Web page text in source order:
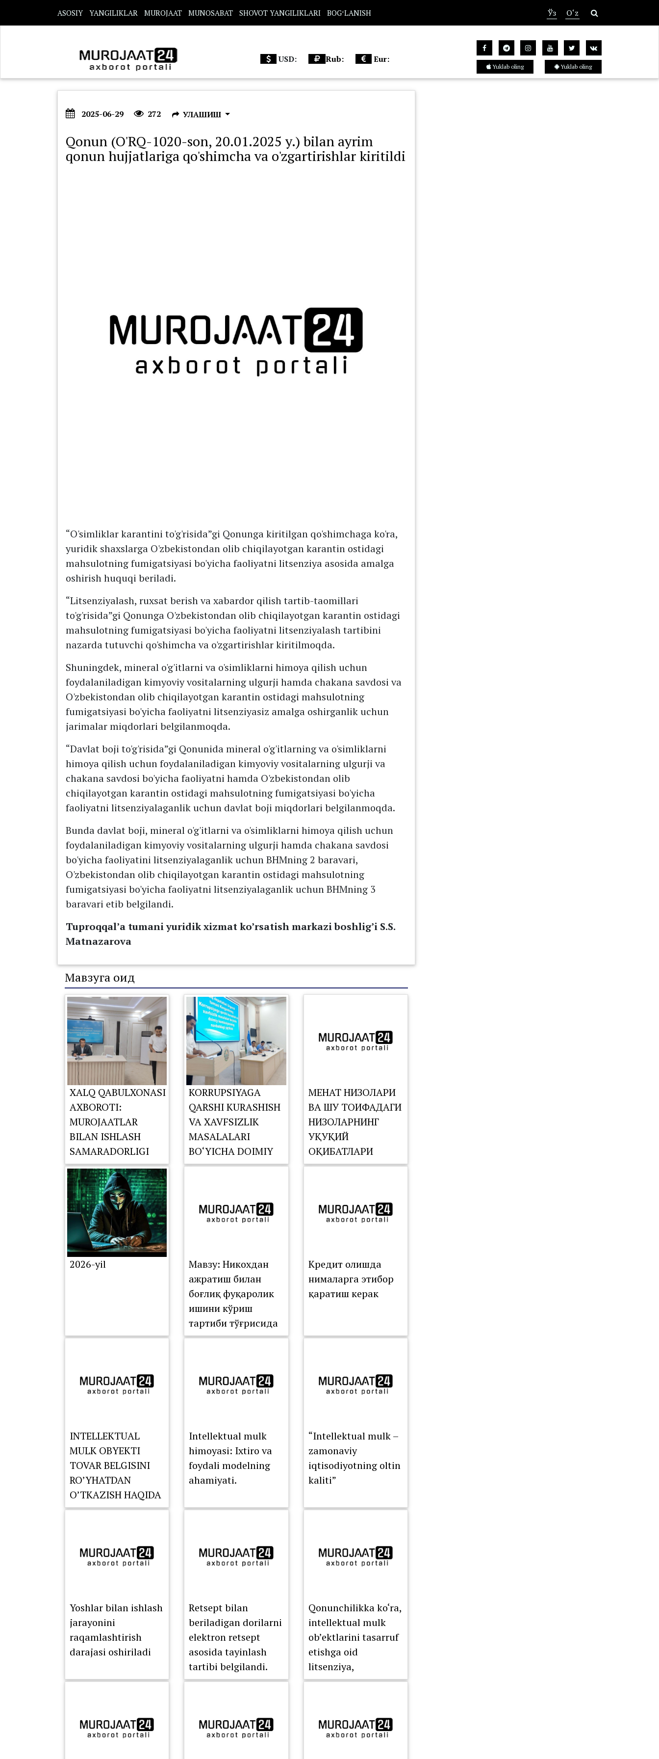
ASOSIY YANGILIKLAR MUROJAAT MUNOSABAT SHOVOT YANGILIKLARI BOGʻLANISH Ўз O‘z
USD: Rub: Eur:
Yuklab oling Yuklab oling
2025-06-29 272 УЛАШИШ
Qonun (O'RQ-1020-son, 20.01.2025 y.) bilan ayrim
qonun hujjatlariga qo'shimcha va o'zgartirishlar kiritildi
“O'simliklar karantini to'g'risida”gi Qonunga kiritilgan qo'shimchaga ko'ra,
yuridik shaxslarga O'zbekistondan olib chiqilayotgan karantin ostidagi
mahsulotning fumigatsiyasi bo'yicha faoliyatni litsenziya asosida amalga
oshirish huquqi beriladi.
“Litsenziyalash, ruxsat berish va xabardor qilish tartib-taomillari
to'g'risida”gi Qonunga O'zbekistondan olib chiqilayotgan karantin ostidagi
mahsulotning fumigatsiyasi bo'yicha faoliyatni litsenziyalash tartibini
nazarda tutuvchi qo'shimcha va o'zgartirishlar kiritilmoqda.
Shuningdek, mineral o'g'itlarni va o'simliklarni himoya qilish uchun
foydalaniladigan kimyoviy vositalarning ulgurji hamda chakana savdosi va
O'zbekistondan olib chiqilayotgan karantin ostidagi mahsulotning
fumigatsiyasi bo'yicha faoliyatni litsenziyasiz amalga oshirganlik uchun
jarimalar miqdorlari belgilanmoqda.
“Davlat boji to'g'risida”gi Qonunida mineral o'g'itlarning va o'simliklarni
himoya qilish uchun foydalaniladigan kimyoviy vositalarning ulgurji va
chakana savdosi bo'yicha faoliyatni hamda O'zbekistondan olib
chiqilayotgan karantin ostidagi mahsulotning fumigatsiyasi bo'yicha
faoliyatni litsenziyalaganlik uchun davlat boji miqdorlari belgilanmoqda.
Bunda davlat boji, mineral o'g'itlarni va o'simliklarni himoya qilish uchun
foydalaniladigan kimyoviy vositalarning ulgurji hamda chakana savdosi
bo'yicha faoliyatini litsenziyalaganlik uchun BHMning 2 baravari,
O'zbekistondan olib chiqilayotgan karantin ostidagi mahsulotning
fumigatsiyasi bo'yicha faoliyatni litsenziyalaganlik uchun BHMning 3
baravari etib belgilandi.
Tuproqqal’a tumani yuridik xizmat ko’rsatish markazi boshlig’i S.S.
Matnazarova
Мавзуга оид
XALQ QABULXONASI
AXBOROTI:
MUROJAATLAR
BILAN ISHLASH
SAMARADORLIGI
TAHLIL QILINDI
KORRUPSIYAGA
QARSHI KURASHISH
VA XAVFSIZLIK
MASALALARI
BO‘YICHA DOIMIY
KOMISSIYASINING
O‘TKAZILDI
МЕҲНАТ НИЗОЛАРИ
ВА ШУ ТОИФАДАГИ
НИЗОЛАРНИНГ
ҲУҚУҚИЙ
ОҚИБАТЛАРИ
2026-yil
Мавзу: Никохдан
ажратиш билан
боғлиқ фуқаролик
ишини кўриш
тартиби тўғрисида
Кредит олишда
нималарга этибор
қаратиш керак
INTELLEKTUAL
MULK OBYEKTI
TOVAR BELGISINI
RO’YHATDAN
O’TKAZISH HAQIDA
XABARDORMISIZ?
Intellektual mulk
himoyasi: Ixtiro va
foydali modelning
ahamiyati.
“Intellektual mulk –
zamonaviy
iqtisodiyotning oltin
kaliti”
Yoshlar bilan ishlash
jarayonini
raqamlashtirish
darajasi oshiriladi
Retsept bilan
beriladigan dorilarni
elektron retsept
asosida tayinlash
tartibi belgilandi.
Qonunchilikka ko‘ra,
intellektual mulk
ob’ektlarini tasarruf
etishga oid
litsenziya,
sublitsenziya va
shartnomalar to‘liq
elektron ro‘yxatdan